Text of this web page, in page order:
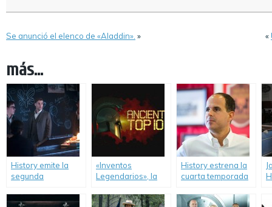
Se anunció el elenco de «Aladdin». » «
más...
History emite la
segunda
«Inventos
Legendarios», la
History.
History estrena la
cuarta temporada